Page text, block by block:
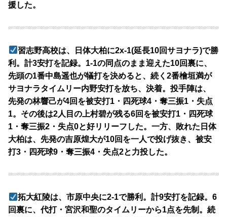
援した。
習志野高校は、日体大柏に2x-1(延長10回サヨナラ)で勝
利。計3安打を記録。1-1の同点のまま迎えた10回裏に、
先頭の1番中島遥也が犠打を決めると、続く2番檜垣満が
サヨナラタイムリー内野安打を放ち、決着。投手陣は、
先発の林響己が4回を被安打1・四死球4・奪三振1・失点
1。その後は2人目の上村碧が残る6回を被安打1・四死球
1・奪三振2・失点0と好リリーフした。一方、敗れた日体
大柏は、先発の吉原煌大が10回を一人で投げ抜き、被安
打3・四死球9・奪三振4・失点2と力投した。
拓大紅陵は、市原中央に2-1で勝利。計9安打を記録。6
回裏に、代打・宮沢和聖のタイムリーから1点を先制。続